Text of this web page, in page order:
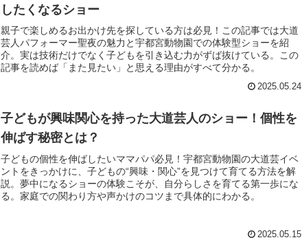
したくなるショー
親子で楽しめるお出かけ先を探している方は必見！この記事では大道
芸人パフォーマー聖夜の魅力と宇都宮動物園での体験型ショーを紹
介。実は技術だけでなく子どもを引き込む力がずば抜けている。この
記事を読めば「また見たい」と思える理由がすべて分かる。
2025.05.24
子どもが興味関心を持った大道芸人のショー！個性を
伸ばす秘密とは？
子どもの個性を伸ばしたいママパパ必見！宇都宮動物園の大道芸イベ
ントをきっかけに、子どもの“興味・関心”を見つけて育てる方法を解
説。夢中になるショーの体験こそが、自分らしさを育てる第一歩にな
る。家庭での関わり方や声かけのコツまで具体的にわかる。
2025.05.15